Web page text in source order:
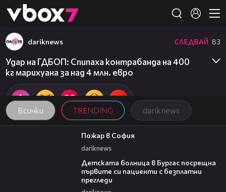
👾
Всички TRENDING dariknews
dariknews СЛЕДВАЙ 83
Удар на ГДБОП: Спипаха контрабанда на 400
кг марихуана за над 4 млн. евро
00:20
Пожар в София
dariknews
Детската болница в Бургас посрещна
първите си пациенти с безплатни
прегледи